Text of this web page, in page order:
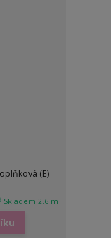
(E)
Skladem 2.6 m